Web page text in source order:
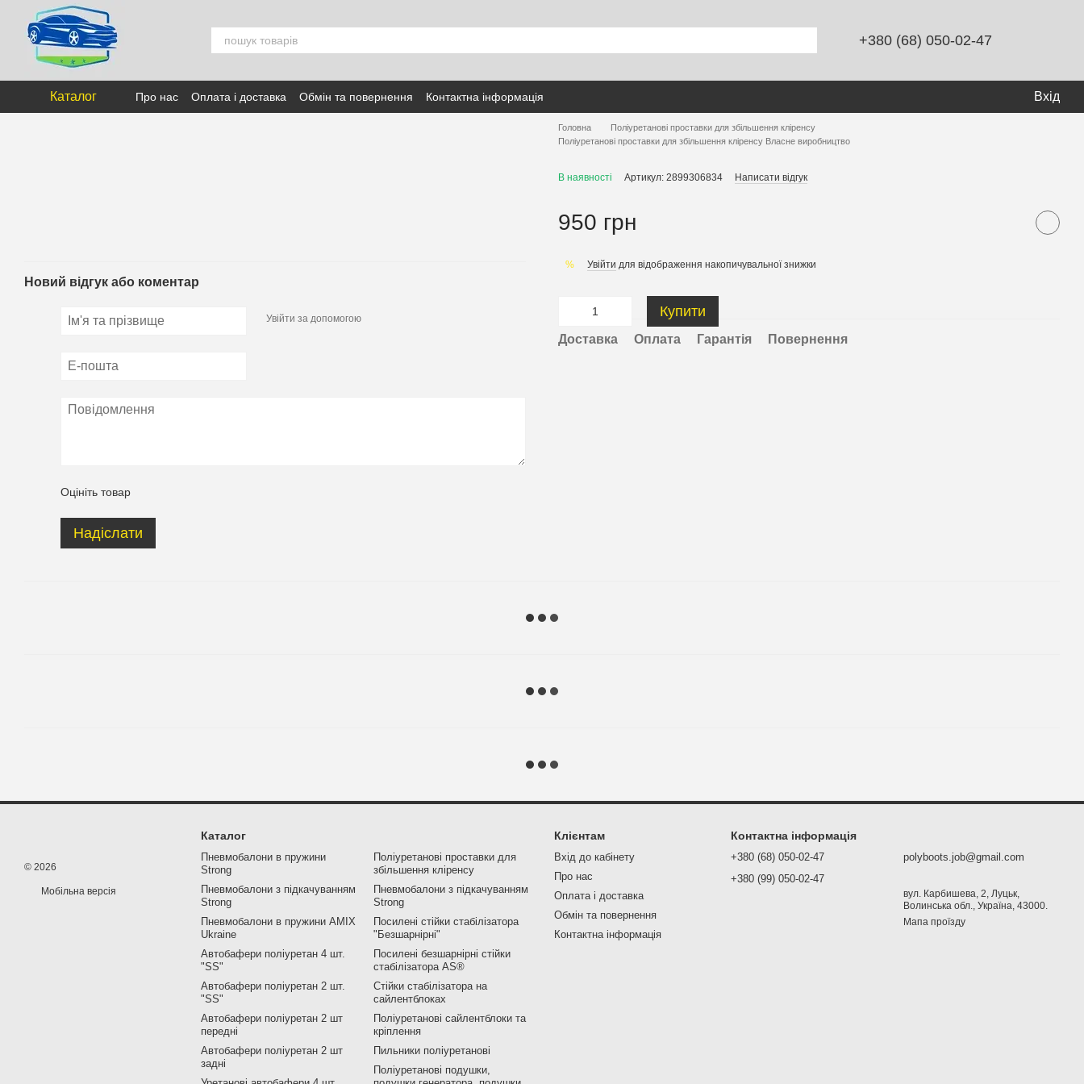
Перейти к основному контенту
+380 (68) 050-02-47
Каталог Про нас Оплата і доставка Обмін та повернення Контактна інформація Вхід
Новий відгук або коментар
Увійти за допомогою
Оцініть товар
Надіслати
Головна
Поліуретанові проставки для збільшення кліренсу
Поліуретанові проставки для збільшення кліренсу Власне виробництво
В наявності Артикул: 2899306834 Написати відгук
950 грн
% Увійти для відображення накопичувальної знижки
Купити
Доставка Оплата Гарантія Повернення
© 2026
Мобільна версія
Каталог
Пневмобалони в пружини
Strong
Пневмобалони з підкачуванням
Strong
Пневмобалони в пружини AMIX
Ukraine
Автобафери поліуретан 4 шт.
"SS"
Автобафери поліуретан 2 шт.
"SS"
Автобафери поліуретан 2 шт
передні
Автобафери поліуретан 2 шт
задні
Поліуретанові проставки для
збільшення кліренсу
Пневмобалони з підкачуванням
Strong
Посилені стійки стабілізатора
"Безшарнірні"
Посилені безшарнірні стійки
стабілізатора AS®
Стійки стабілізатора на
сайлентблоках
Поліуретанові сайлентблоки та
кріплення
Пильники поліуретанові
Поліуретанові подушки,
Клієнтам
Вхід до кабінету
Про нас
Оплата і доставка
Обмін та повернення
Контактна інформація
Контактна інформація
+380 (68) 050-02-47
+380 (99) 050-02-47
polyboots.job@gmail.com
вул. Карбишева, 2, Луцьк,
Волинська обл., Україна, 43000.
Мапа проїзду